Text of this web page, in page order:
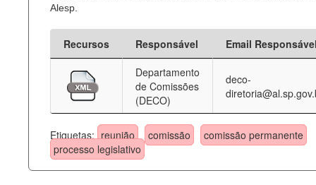
Alesp.
Recursos Responsável
Email
Departamento
de Comissões
(DECO)
deco-
Etiquetas: reunião comissão
comissão permanente
processo legislativo